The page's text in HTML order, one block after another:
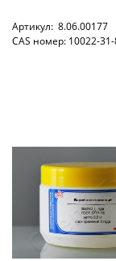
Артикул: 8.06.00177
CAS номер: 10022-